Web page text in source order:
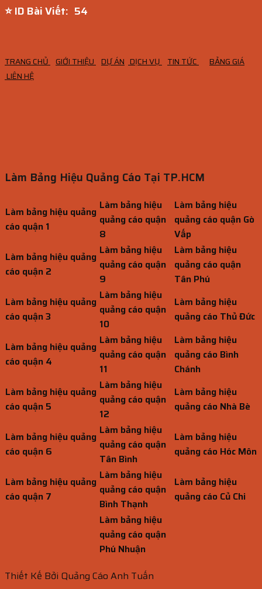
⭐ ID Bài Viết: 53
TRANG CHỦ GIỚI THIỆU DỰ ÁN DỊCH VỤ TIN TỨC
BẢNG GIÁ
LIÊN HỆ
Làm Bảng Hiệu Quảng Cáo Tại TP.HCM
Làm bảng hiệu quảng
cáo quận 1
Làm bảng hiệu
quảng cáo quận
8
Làm bảng hiệu
quảng cáo quận Gò
Vấp
Làm bảng hiệu quảng
cáo quận 2
Làm bảng hiệu
quảng cáo quận
9
Làm bảng hiệu
quảng cáo quận
Tân Phú
Làm bảng hiệu quảng
cáo quận 3
Làm bảng hiệu
quảng cáo quận
10
Làm bảng hiệu
quảng cáo Thủ Đức
Làm bảng hiệu quảng
cáo quận 4
Làm bảng hiệu
quảng cáo quận
11
Làm bảng hiệu
quảng cáo Bình
Chánh
Làm bảng hiệu quảng
cáo quận 5
Làm bảng hiệu
quảng cáo quận
12
Làm bảng hiệu
quảng cáo Nhà Bè
Làm bảng hiệu quảng
cáo quận 6
Làm bảng hiệu
quảng cáo quận
Tân Bình
Làm bảng hiệu
quảng cáo Hóc Môn
Làm bảng hiệu quảng
cáo quận 7
Làm bảng hiệu
quảng cáo quận
Bình Thạnh
Làm bảng hiệu
quảng cáo Củ Chi
Làm bảng hiệu
quảng cáo quận
Phú Nhuận
Thiết Kế Bởi Quảng Cáo Anh Tuấn